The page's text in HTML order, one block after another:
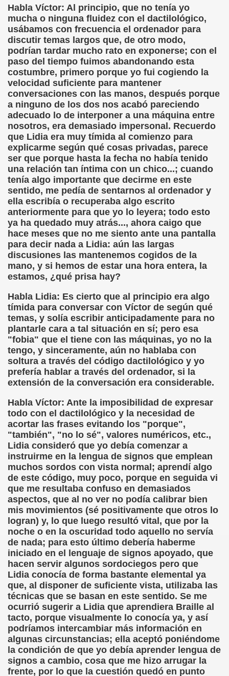
Habla Víctor: Al principio, que no tenía yo
mucha o ninguna fluidez con el dactilológico,
usábamos con frecuencia el ordenador para
discutir temas largos que, de otro modo,
podrían tardar mucho rato en exponerse; con el
paso del tiempo fuimos abandonando esta
costumbre, primero porque yo fui cogiendo la
velocidad suficiente para mantener
conversaciones con las manos, después porque
a ninguno de los dos nos acabó pareciendo
adecuado lo de interponer a una máquina entre
nosotros, era demasiado impersonal. Recuerdo
que Lidia era muy tímida al comienzo para
explicarme según qué cosas privadas, parece
ser que porque hasta la fecha no había tenido
una relación tan íntima con un chico...; cuando
tenía algo importante que decirme en este
sentido, me pedía de sentarnos al ordenador y
ella escribía o recuperaba algo escrito
anteriormente para que yo lo leyera; todo esto
ya ha quedado muy atrás..., ahora caigo que
hace meses que no me siento ante una pantalla
para decir nada a Lidia: aún las largas
discusiones las mantenemos cogidos de la
mano, y si hemos de estar una hora entera, la
estamos, ¿qué prisa hay?
Habla Lidia: Es cierto que al principio era algo
tímida para conversar con Víctor de según qué
temas, y solía escribir anticipadamente para no
plantarle cara a tal situación en sí; pero esa
"fobia" que el tiene con las máquinas, yo no la
tengo, y sinceramente, aún no hablaba con
soltura a través del código dactilológico y yo
prefería hablar a través del ordenador, si la
extensión de la conversación era considerable.
Habla Víctor: Ante la imposibilidad de expresar
todo con el dactilológico y la necesidad de
acortar las frases evitando los "porque",
"también", "no lo sé", valores numéricos, etc.,
Lidia consideró que yo debía comenzar a
instruirme en la lengua de signos que emplean
muchos sordos con vista normal; aprendí algo
de este código, muy poco, porque en seguida vi
que me resultaba confuso en demasiados
aspectos, que al no ver no podía calibrar bien
mis movimientos (sé positivamente que otros lo
logran) y, lo que luego resultó vital, que por la
noche o en la oscuridad todo aquello no servía
de nada; para esto último debería haberme
iniciado en el lenguaje de signos apoyado, que
hacen servir algunos sordociegos pero que
Lidia conocía de forma bastante elemental ya
que, al disponer de suficiente vista, utilizaba las
técnicas que se basan en este sentido. Se me
ocurrió sugerir a Lidia que aprendiera Braille al
tacto, porque visualmente lo conocía ya, y así
podríamos intercambiar más información en
algunas circunstancias; ella aceptó poniéndome
la condición de que yo debía aprender lengua de
signos a cambio, cosa que me hizo arrugar la
frente, por lo que la cuestión quedó en punto
Martínez)
Casino)
Superficie (Ximo González Sospedra)
(Antonio Pareja Serrada)
Fabre)
Torres)
(Andres Barba)
a la ONCE (María Ferradás Taboada)
- SORIA)